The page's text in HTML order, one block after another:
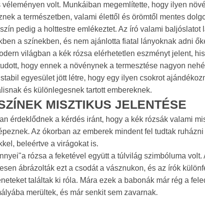
véleményen volt. Munkáiban megemlítette, hogy ilyen
a természetben, valami élettől és örömtől mentes
pedig a holttestre emlékeztet. Az író valami baljóslatot
a színekben, és nem ajánlotta fiatal lányoknak adni
világban a kék rózsa elérhetetlen eszményt jelent,
hogy ennek a növénynek a termesztése nagyon
egyesület jött létre, hogy egy ilyen csokrot
és különlegesnek tartott embereknek.
MISZTIKUS JELENTÉSE
érdeklődnek a kérdés iránt, hogy a kék rózsák valami
Az ókorban az emberek mindent fel tudtak
beleértve a virágokat is.
rózsa a feketével együtt a túlvilág szimbóluma volt.
ábrázolták ezt a csodát a vásznukon, és az írók
találtak ki róla. Mára ezek a babonák már rég a
merültek, és már senkit sem zavarnak.